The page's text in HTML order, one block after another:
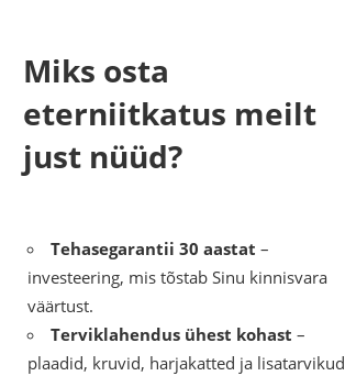
Miks osta
eterniitkatus meilt
just nüüd?
Tehasegarantii 30 aastat –
investeering, mis tõstab Sinu kinnisvara
väärtust.
Terviklahendus ühest kohast –
plaadid, kruvid, harjakatted ja lisatarvikud